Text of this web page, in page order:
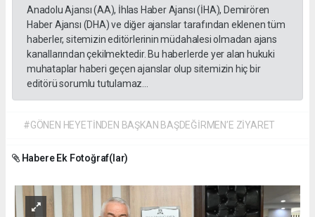
Anadolu Ajansı (AA), İhlas Haber Ajansı (İHA), Demirören
Haber Ajansı (DHA) ve diğer ajanslar tarafından eklenen tüm
haberler, sitemizin editörlerinin müdahalesi olmadan ajans
kanallarından çekilmektedir. Bu haberlerde yer alan hukuki
muhataplar haberi geçen ajanslar olup sitemizin hiç bir
editörü sorumlu tutulamaz...
#GÖNEN HEYETİNDEN BAŞKAN BAŞDEĞİRMEN’E ZİYARET
Habere Ek Fotoğraf(lar)